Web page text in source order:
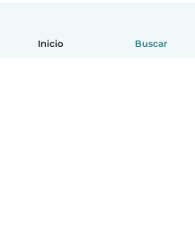
Inicio Buscar